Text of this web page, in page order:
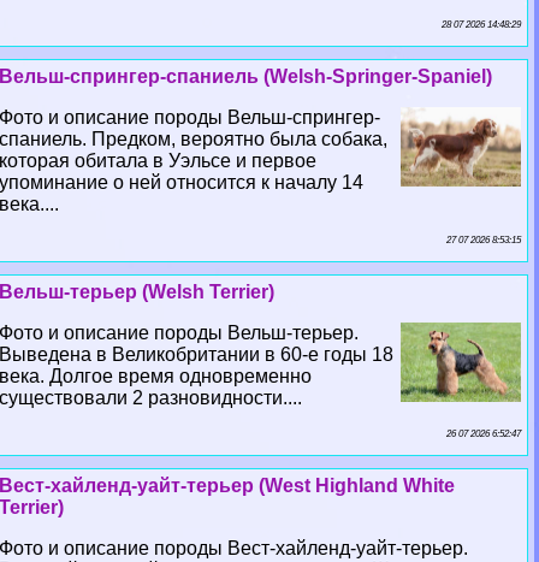
28 07 2026 14:48:29
Вельш-спрингер-спаниель (Welsh-Springer-Spaniel)
Фото и описание породы Вельш-спрингер-
спаниель. Предком, вероятно была собака,
которая обитала в Уэльсе и первое
упоминание о ней относится к началу 14
века....
27 07 2026 8:53:15
Вельш-терьер (Welsh Terrier)
Фото и описание породы Вельш-терьер.
Выведена в Великобритании в 60-е годы 18
века. Долгое время одновременно
существовали 2 разновидности....
26 07 2026 6:52:47
Вест-хайленд-уайт-терьер (West Highland White
Terrier)
Фото и описание породы Вест-хайленд-уайт-терьер.